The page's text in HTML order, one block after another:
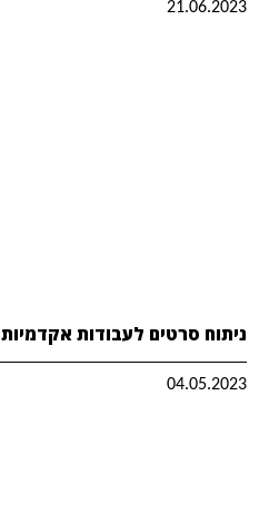
21.06.2023
ניתוח סרטים לעבודות אקדמיות
04.05.2023